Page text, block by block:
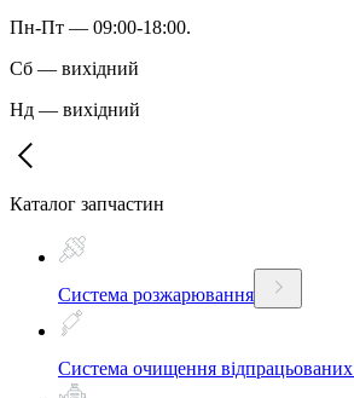
Пн-Пт — 09:00-18:00.
Сб — вихідний
Нд — вихідний
Каталог запчастин
Система розжарювання
Система очищення відпрацьованих